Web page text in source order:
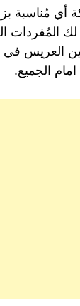
أي
لك
العريس في
الجميع.